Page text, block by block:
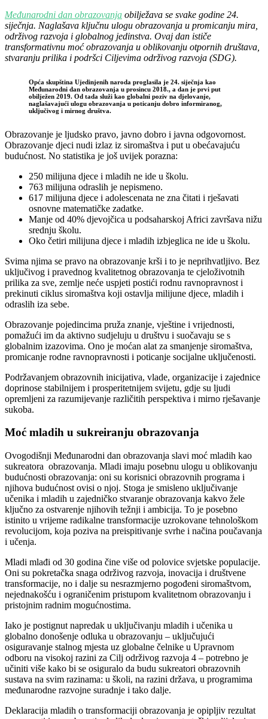
Međunarodni dan obrazovanja obilježava se svake godine 24.
siječnja. Naglašava ključnu ulogu obrazovanja u promicanju mira,
održivog razvoja i globalnog jedinstva. Ovaj dan ističe
transformativnu moć obrazovanja u oblikovanju otpornih društava,
stvaranju prilika i podršci Ciljevima održivog razvoja (SDG).
Opća skupština Ujedinjenih naroda proglasila je 24. siječnja kao
Međunarodni dan obrazovanja u prosincu 2018., a dan je prvi put
obilježen 2019. Od tada služi kao globalni poziv na djelovanje,
naglašavajući ulogu obrazovanja u poticanju dobro informiranog,
uključivog i mirnog društva.
Obrazovanje je ljudsko pravo, javno dobro i javna odgovornost.
Obrazovanje djeci nudi izlaz iz siromaštva i put u obećavajuću
budućnost. No statistika je još uvijek porazna:
250 milijuna djece i mladih ne ide u školu.
763 milijuna odraslih je nepismeno.
617 milijuna djece i adolescenata ne zna čitati i rješavati
osnovne matematičke zadatke.
Manje od 40% djevojčica u podsaharskoj Africi završava nižu
srednju školu.
Oko četiri milijuna djece i mladih izbjeglica ne ide u školu.
Svima njima se pravo na obrazovanje krši i to je neprihvatljivo. Bez
uključivog i pravednog kvalitetnog obrazovanja te cjeloživotnih
prilika za sve, zemlje neće uspjeti postići rodnu ravnopravnost i
prekinuti ciklus siromaštva koji ostavlja milijune djece, mladih i
odraslih iza sebe.
Obrazovanje pojedincima pruža znanje, vještine i vrijednosti,
pomažući im da aktivno sudjeluju u društvu i suočavaju se s
globalnim izazovima. Ono je moćan alat za smanjenje siromaštva,
promicanje rodne ravnopravnosti i poticanje socijalne uključenosti.
Podržavanjem obrazovnih inicijativa, vlade, organizacije i zajednice
doprinose stabilnijem i prosperitetnijem svijetu, gdje su ljudi
opremljeni za razumijevanje različitih perspektiva i mirno rješavanje
sukoba.
Moć mladih u sukreiranju obrazovanja
Ovogodišnji Međunarodni dan obrazovanja slavi moć mladih kao
sukreatora obrazovanja. Mladi imaju posebnu ulogu u oblikovanju
budućnosti obrazovanja: oni su korisnici obrazovnih programa i
njihova budućnost ovisi o njoj. Stoga je smisleno uključivanje
učenika i mladih u zajedničko stvaranje obrazovanja kakvo žele
ključno za ostvarenje njihovih težnji i ambicija. To je posebno
istinito u vrijeme radikalne transformacije uzrokovane tehnološkom
revolucijom, koja poziva na preispitivanje svrhe i načina poučavanja
i učenja.
Mladi mlađi od 30 godina čine više od polovice svjetske populacije.
Oni su pokretačka snaga održivog razvoja, inovacija i društvene
transformacije, no i dalje su nesrazmjerno pogođeni siromaštvom,
nejednakošću i ograničenim pristupom kvalitetnom obrazovanju i
pristojnim radnim mogućnostima.
Iako je postignut napredak u uključivanju mladih i učenika u
globalno donošenje odluka u obrazovanju – uključujući
osiguravanje stalnog mjesta uz globalne čelnike u Upravnom
odboru na visokoj razini za Cilj održivog razvoja 4 – potrebno je
učiniti više kako bi se osiguralo da budu sukreatori obrazovnih
sustava na svim razinama: u školi, na razini država, u programima
međunarodne razvojne suradnje i tako dalje.
Deklaracija mladih o transformaciji obrazovanja je opipljiv rezultat